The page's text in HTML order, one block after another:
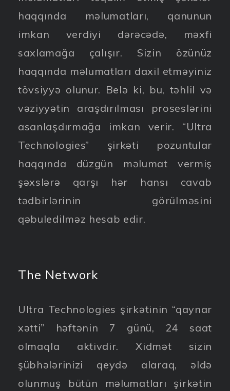
haqqında məlumatları, qanunun
imkan verdiyi dərəcədə, məxfi
saxlamağa çalışır. Sizin özünüz
haqqında məlumatları daxil etməyiniz
tövsiyyə olunur. Belə ki, bu, təhlil və
vəziyyətin araşdırılması proseslərini
asanlaşdırmağa imkan verir. “Ultra
Technologies” şirkəti pozuntular
haqqında düzgün məlumat vermiş
şəxslərə qarşı hər hansı cavab
tədbirlərinin görülməsini
qəbuledilməz hesab edir.
The Network
Ultra Technologies şirkətinin “qaynar
xətti” həftənin 7 günü, 24 saat
olmaqla aktivdir. Xidmət sizin
şübhələrinizi qeydə alaraq, əldə
olunmuş bütün məlumatları şirkətin